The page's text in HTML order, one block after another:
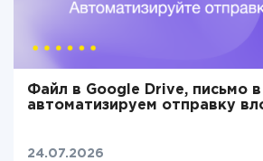
Файл в Google Drive, письмо в
автоматизируем отправку
24.07.2026